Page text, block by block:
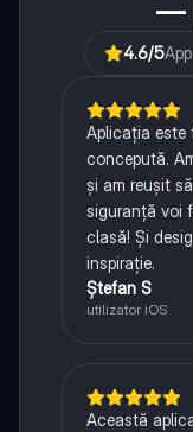
—
4.6/5
Aplicația este
concepută.
și am reușit
siguranță voi
clasă! Și
inspirație.
Ștefan S
utilizator iOS
Această